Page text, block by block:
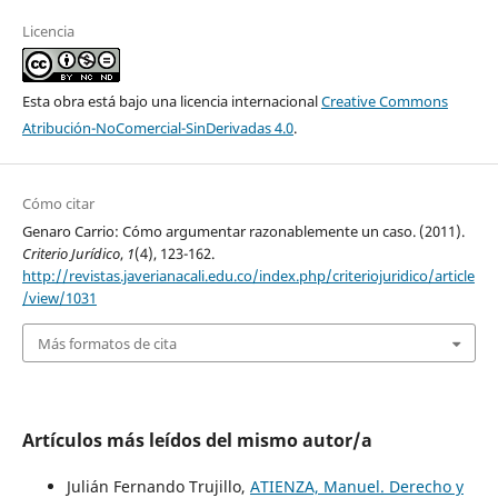
Licencia
Esta obra está bajo una licencia internacionalCreative Commons
Atribución-NoComercial-SinDerivadas 4.0.
Cómo citar
Genaro Carrio: Cómo argumentar razonablemente un caso. (2011).
Criterio Jurídico, 1(4), 123-162.
http://revistas.javerianacali.edu.co/index.php/criteriojuridico/article
/view/1031
Más formatos de cita
Artículos más leídos del mismo autor/a
Julián Fernando Trujillo, ATIENZA, Manuel. Derecho y